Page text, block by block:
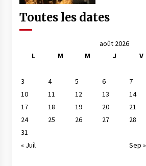
Toutes les dates
août 2026
L
M M J V
3
4 5 6 7
10
11 12 13 14
17
18 19 20 21
24
25 26 27 28
31
« Juil
Sep »